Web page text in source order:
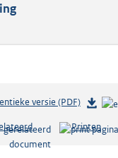
versie (PDF)b
s
Printen